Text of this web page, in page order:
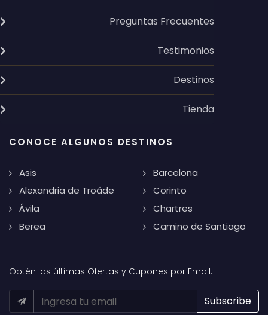
Preguntas Frecuentes
Testimonios
Destinos
Tienda
CONOCE ALGUNOS DESTINOS
Asis
Alexandria de Troáde
Ávila
Berea
Barcelona
Corinto
Chartres
Camino de Santiago
Obtén las últimas Ofertas y Cupones por Email: